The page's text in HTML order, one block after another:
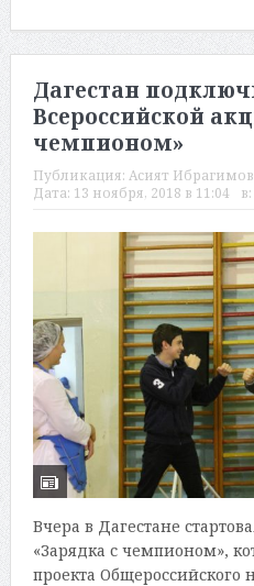
Дагестан
Всероссийской
чемпионом»
Публикация: Асият
Дата: 13 ноября, 2018 в 11:04 в:
Вчера в Дагестане
«Зарядка с чемпионом»,
проекта Общероссийского